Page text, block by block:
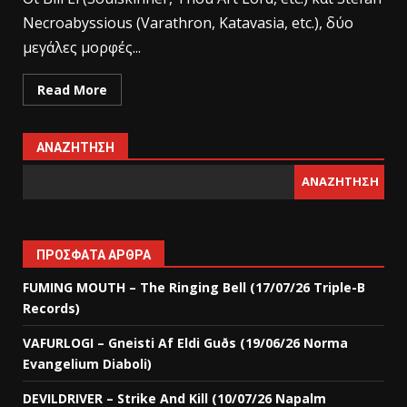
Necroabyssious (Varathron, Katavasia, etc.), δύο
μεγάλες μορφές...
Read More
ΑΝΑΖΉΤΗΣΗ
ΑΝΑΖΉΤΗΣΗ
ΠΡΌΣΦΑΤΑ ΆΡΘΡΑ
FUMING MOUTH – The Ringing Bell (17/07/26 Triple-B
Records)
VAFURLOGI – Gneisti Af Eldi Guðs (19/06/26 Norma
Evangelium Diaboli)
DEVILDRIVER – Strike And Kill (10/07/26 Napalm